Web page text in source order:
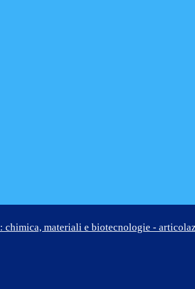
: chimica, materiali e biotecnologie -